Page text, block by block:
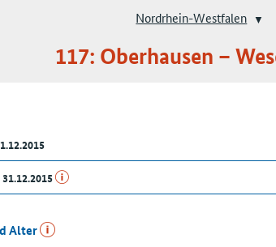
Nordrhein-Westfalen
117: Oberhausen –
Alter